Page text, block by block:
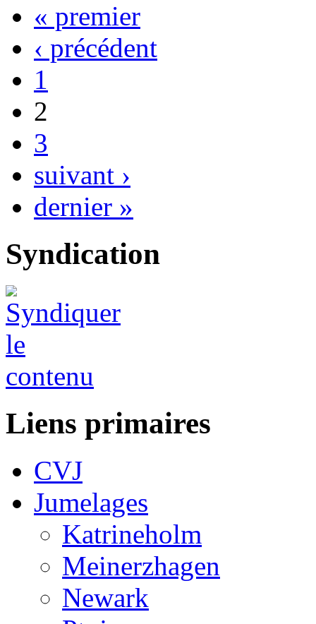
« premier
‹ précédent
1
2
3
suivant ›
dernier »
Syndication
Liens primaires
CVJ
Jumelages
Katrineholm
Meinerzhagen
Newark